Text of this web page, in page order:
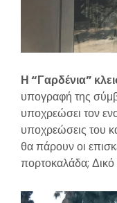
Η “Γαρδένια”
υπογραφή της
υποχρεώσει τον
υποχρεώσεις του
θα πάρουν οι
πορτοκαλάδα;